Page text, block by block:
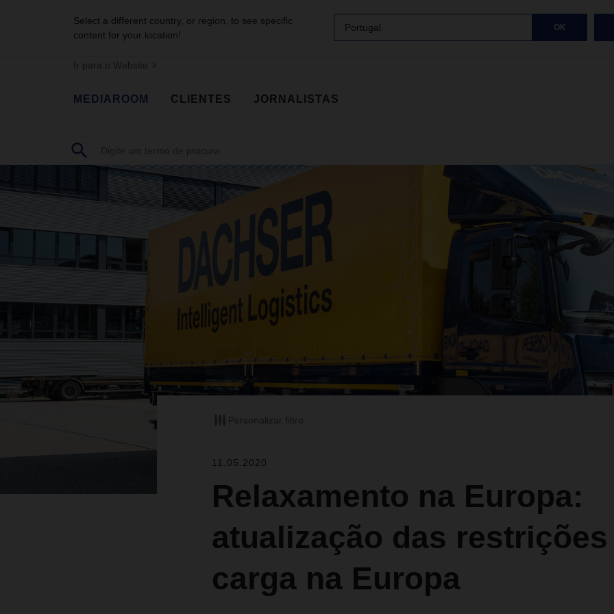
Select a different country, or region, to see specific
content for your location!
Portugal OK
Ir para o Website
MEDIAROOM CLIENTES JORNALISTAS
Personalizar filtro
11.05.2020
Relaxamento na Europa:
atualização das restrições
carga na Europa